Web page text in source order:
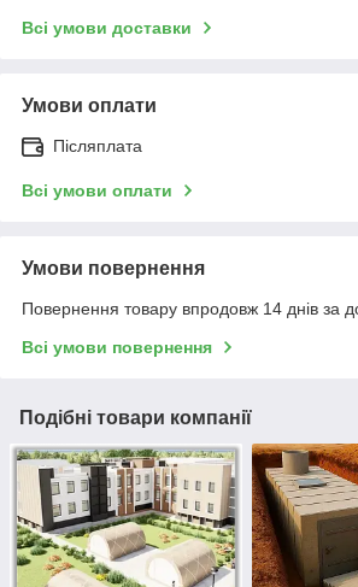
Всі умови доставки
Умови оплати
Післяплата
Всі умови оплати
Умови повернення
Повернення товару впродовж 14 днів за
Всі умови повернення
Подібні товари компанії